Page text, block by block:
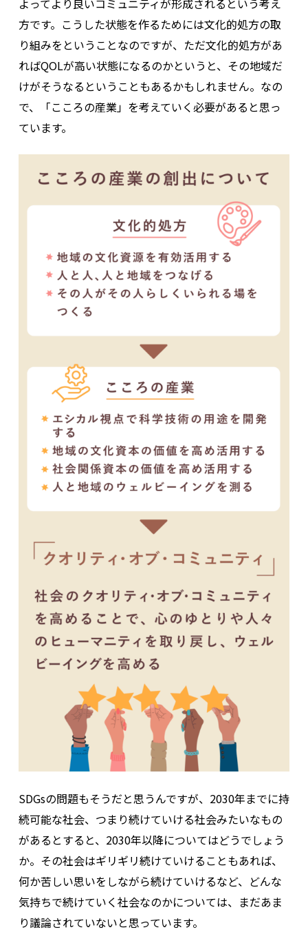
よってより良いコミュニティが形成されるという考え
方です。こうした状態を作るためには文化的処方の取
り組みをということなのですが、ただ文化的処方があ
ればQOLが高い状態になるのかというと、その地域だ
けがそうなるということもあるかもしれません。なの
で、「こころの産業」を考えていく必要があると思っ
ています。
SDGsの問題もそうだと思うんですが、2030年までに持
続可能な社会、つまり続けていける社会みたいなもの
があるとすると、2030年以降についてはどうでしょう
か。その社会はギリギリ続けていけることもあれば、
何か苦しい思いをしながら続けていけるなど、どんな
気持ちで続けていく社会なのかについては、まだあま
り議論されていないと思っています。